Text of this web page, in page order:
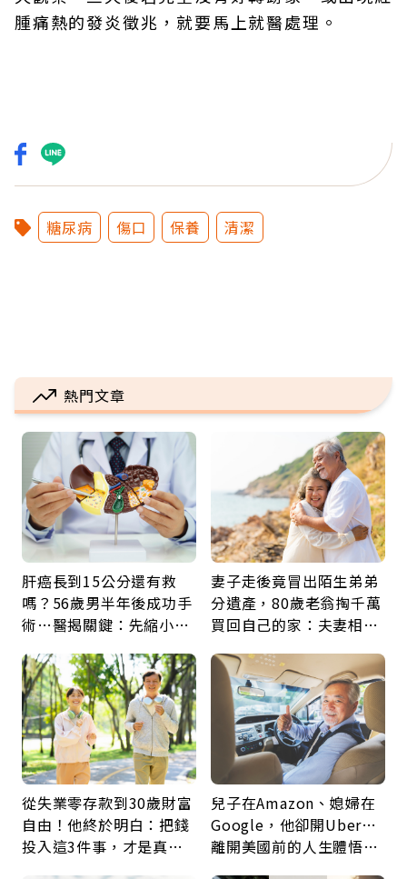
腫痛熱的發炎徵兆，就要馬上就醫處理。
糖尿病 傷口 保養 清潔
熱門文章
肝癌長到15公分還有救
嗎？56歲男半年後成功手
術…醫揭關鍵：先縮小腫
妻子走後竟冒出陌生弟弟
分遺產，80歲老翁掏千萬
買回自己的家：夫妻相守
從失業零存款到30歲財富
自由！他終於明白：把錢
投入這3件事，才是真正
兒子在Amazon、媳婦在
Google，他卻開Uber…
離開美國前的人生體悟：